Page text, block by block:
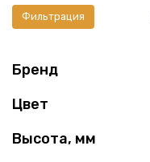
Фильтрация
Бренд
Цвет
Высота, мм